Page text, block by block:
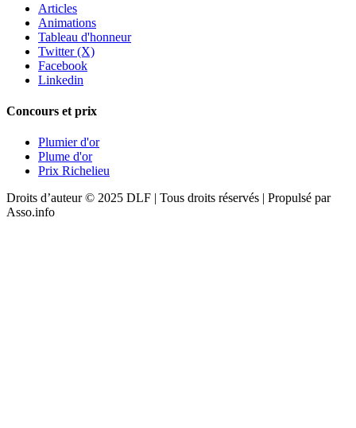
Articles
Animations
Tableau d'honneur
Twitter (X)
Facebook
Linkedin
Concours et prix
Plumier d'or
Plume d'or
Prix Richelieu
Droits d’auteur © 2025 DLF | Tous droits réservés | Propulsé par
Asso.info